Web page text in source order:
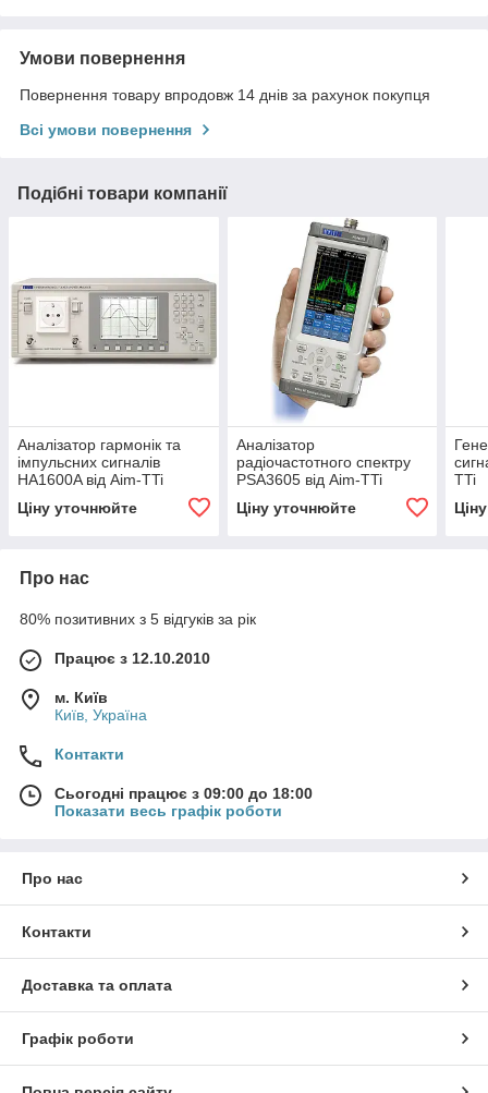
Умови повернення
Повернення товару впродовж 14 днів за рахунок покупця
Всі умови повернення
Подібні товари компанії
Аналізатор гармонік та
імпульсних сигналів
HA1600A від Aim-TTi
Ціну уточнюйте
Аналізатор
радіочастотного спектру
PSA3605 від Aim-TTi
Ціну уточнюйте
TTi
Про нас
80% позитивних з 5 відгуків за рік
Працює з 12.10.2010
м. Київ
Київ, Україна
Контакти
Сьогодні працює з 09:00 до 18:00
Показати весь графік роботи
Про нас
Контакти
Доставка та оплата
Графік роботи